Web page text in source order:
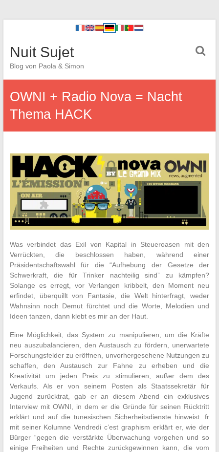
Nuit Sujet
Blog von Paola & Simon
OWNI + Radio Nova = Nacht
Thema HACK
Was verbindet das Exil von Kapital in Steueroasen mit den
Verrückten, die beschlossen haben, während einer
Präsidentschaftswahl für die “Aufhebung der Gesetze der
Schwerkraft, die für Trinker nachteilig sind” zu kämpfen?
Solange es erregt, vor Verlangen kribbelt, den Moment neu
erfindet, überquillt von Fantasie, die Welt hinterfragt, weder
Wahnsinn noch Demut fürchtet und die Worte, Melodien und
Ideen tanzen, dann klebt es mir an der Haut.
Eine Möglichkeit, das System zu manipulieren, um die Kräfte
neu auszubalancieren, den Austausch zu fördern, unerwartete
Forschungsfelder zu eröffnen, unvorhergesehene Nutzungen zu
schaffen, den Austausch zur Fahne zu erheben und die
Kreativität um jeden Preis zu stimulieren, außer dem des
Verkaufs. Als er von seinem Posten als Staatssekretär für
Jugend zurücktrat, gab er an diesem Abend ein exklusives
Interview mit OWNI, in dem er die Gründe für seinen Rücktritt
erklärt und auf die tunesischen Sicherheitsdienste hinweist. fr
mit seiner Kolumne Vendredi c’est graphism erklärt er, wie der
Bürger “gegen die verstärkte Überwachung vorgehen und so
einige Freiheiten und Rechte zurückgewinnen kann, die vom